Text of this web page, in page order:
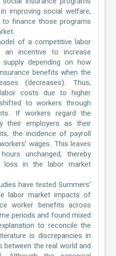
improving social welfare,
finance those programs
of a competitive labor
an incentive to increase
depending on how
benefits when the
(decreases). Thus,
labor costs due to higher
to workers through
If workers regard the
their employers as their
the incidence of payroll
wages. This leaves
unchanged, thereby
loss in the labor market
have tested Summers’
labor market impacts of
worker benefits across
periods and found mixed
to reconcile the
is discrepancies in
the real world and